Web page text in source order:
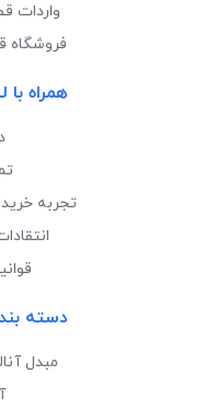
واردات
فروشگاه
همراه با
تجربه
دسته
مبدل